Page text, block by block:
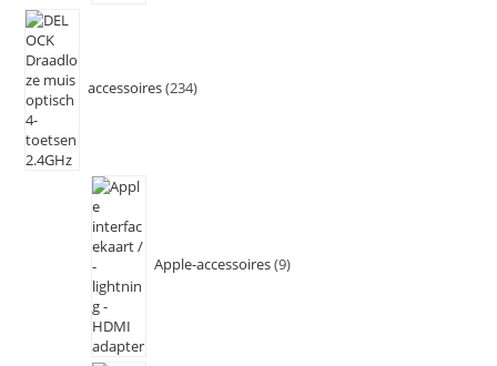
accessoires 234
Apple-accessoires 9